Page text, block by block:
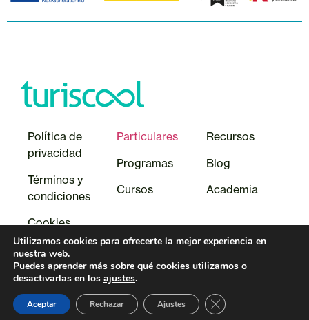
Política de
privacidad
Términos y
condiciones
Cookies
Particulares
Programas
Cursos
Recursos
Blog
Academia
Utilizamos cookies para ofrecerte la mejor experiencia en
nuestra web.
Puedes aprender más sobre qué cookies utilizamos o
desactivarlas en los ajustes.
Aceptar Rechazar Ajustes Cerrar el banner de